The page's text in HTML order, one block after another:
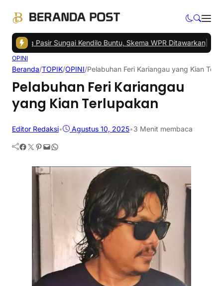
Pasir Sungai Kendilo Buntu, Skema WPR Ditawarkan|TPS Pasar
OPINI
Beranda/TOPIK/OPINI/Pelabuhan Feri Kariangau yang Kian
Pelabuhan Feri Kariangau
yang Kian Terlupakan
Editor Redaksi• Agustus 10, 2025•3 Menit membaca
Facebook Twitter Pinterest Mail WhatsApp